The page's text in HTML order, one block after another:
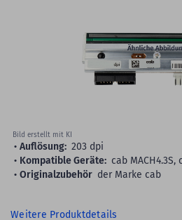
Bild erstellt mit KI
Auflösung: 203 dpi
Kompatible Geräte: cab MACH4.3S,
Originalzubehör der Marke cab
Weitere Produktdetails